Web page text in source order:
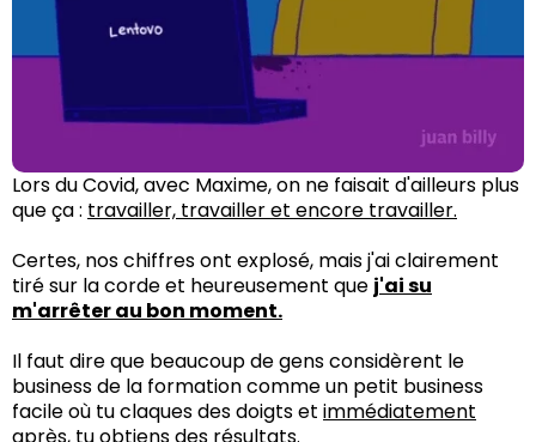
Lors du Covid, avec Maxime, on ne faisait d'ailleurs plus
que ça : travailler, travailler et encore travailler.
Certes, nos chiffres ont explosé, mais j'ai clairement
tiré sur la corde et heureusement que j'ai su
m'arrêter au bon moment.
Il faut dire que beaucoup de gens considèrent le
business de la formation comme un petit business
facile où tu claques des doigts et immédiatement